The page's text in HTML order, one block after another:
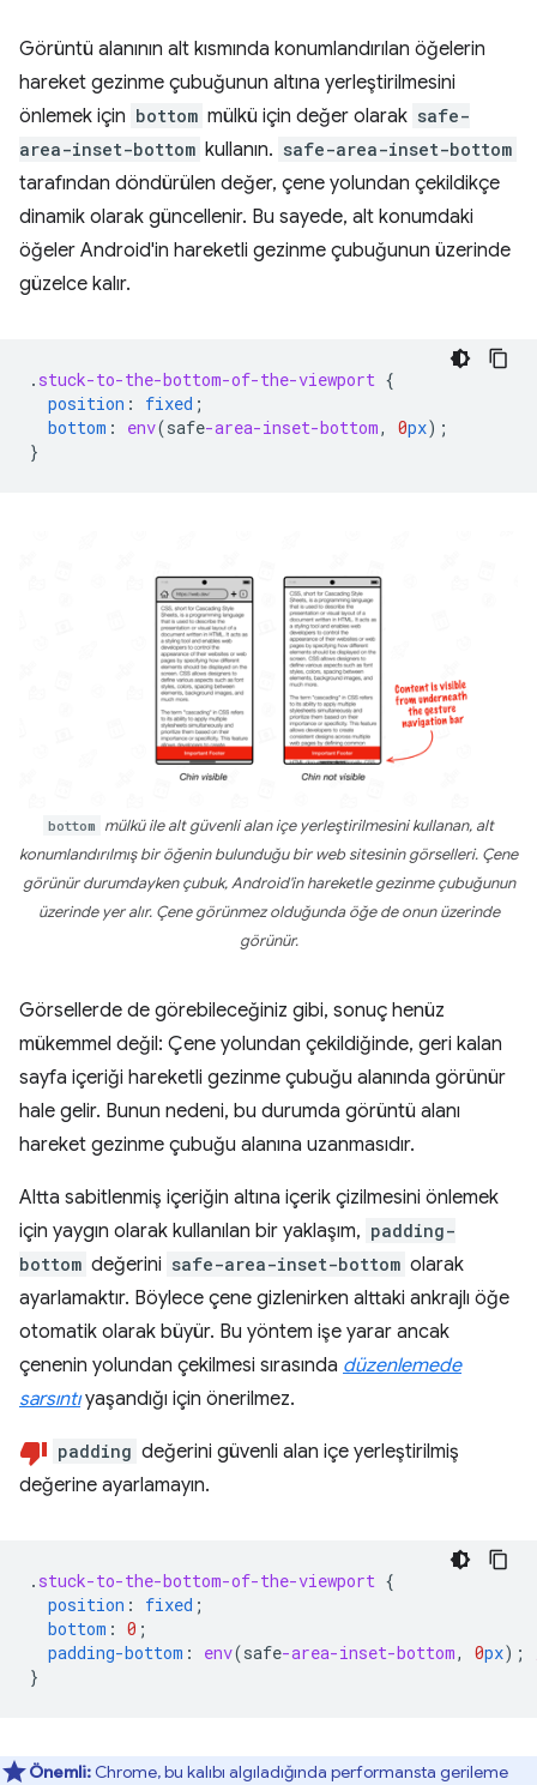
Görüntü alanının alt kısmında konumlandırılan öğelerin
hareket gezinme çubuğunun altına yerleştirilmesini
önlemek için bottom mülkü için değer olarak safe-
area-inset-bottom kullanın. safe-area-inset-bottom
tarafından döndürülen değer, çene yolundan çekildikçe
dinamik olarak güncellenir. Bu sayede, alt konumdaki
öğeler Android'in hareketli gezinme çubuğunun üzerinde
güzelce kalır.
. stuck-to-the-bottom-of-the-viewport {
position : fixed ;
bottom : env(safe-area-inset-bottom, 0px);
}
bottom mülkü ile alt güvenli alan içe yerleştirilmesini kullanan, alt
konumlandırılmış bir öğenin bulunduğu bir web sitesinin görselleri. Çene
görünür durumdayken çubuk, Android'in hareketle gezinme çubuğunun
üzerinde yer alır. Çene görünmez olduğunda öğe de onun üzerinde
görünür.
Görsellerde de görebileceğiniz gibi, sonuç henüz
mükemmel değil: Çene yolundan çekildiğinde, geri kalan
sayfa içeriği hareketli gezinme çubuğu alanında görünür
hale gelir. Bunun nedeni, bu durumda görüntü alanı
hareket gezinme çubuğu alanına uzanmasıdır.
Altta sabitlenmiş içeriğin altına içerik çizilmesini önlemek
için yaygın olarak kullanılan bir yaklaşım, padding-
bottom değerini safe-area-inset-bottom olarak
ayarlamaktır. Böylece çene gizlenirken alttaki ankrajlı öğe
otomatik olarak büyür. Bu yöntem işe yarar ancak
çenenin yolundan çekilmesi sırasında düzenlemede
sarsıntıyaşandığı için önerilmez.
padding değerini güvenli alan içe yerleştirilmiş
değerine ayarlamayın.
. stuck-to-the-bottom-of-the-viewport {
position : fixed ;
bottom : 0 ;
padding-bottom : env(safe-area-inset-bottom, 0px);
}
Önemli: Chrome, bu kalıbı algıladığında performansta gerileme